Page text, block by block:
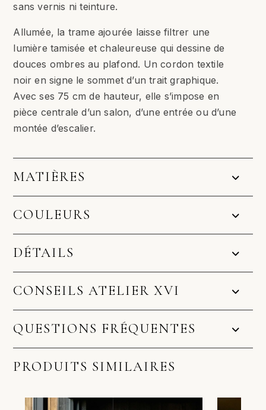
sans vernis ni teinture.
Allumée, la trame ajourée laisse filtrer une
lumière tamisée et chaleureuse qui dessine de
douces ombres au plafond. Un cordon textile
noir en signe le sommet d’un trait graphique.
Avec ses 75 cm de hauteur, elle s’impose en
pièce centrale d’un salon, d’une entrée ou d’une
montée d’escalier.
MATIÈRES
COULEURS
DÉTAILS
CONSEILS ATELIER XVI
QUESTIONS FRÉQUENTES
PRODUITS SIMILAIRES